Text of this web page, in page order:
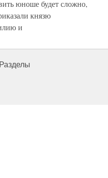
юноше будет сложно,
князю
и
Разделы